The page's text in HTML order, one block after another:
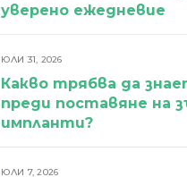
уверено ежедневие
ЮЛИ 31, 2026
Какво трябва да
преди поставяне на
импланти?
ЮЛИ 7, 2026